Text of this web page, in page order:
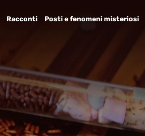
Racconti Posti e fenomeni misteriosi